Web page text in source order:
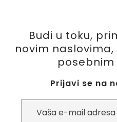
Budi u toku,
novim
Prijavi se na